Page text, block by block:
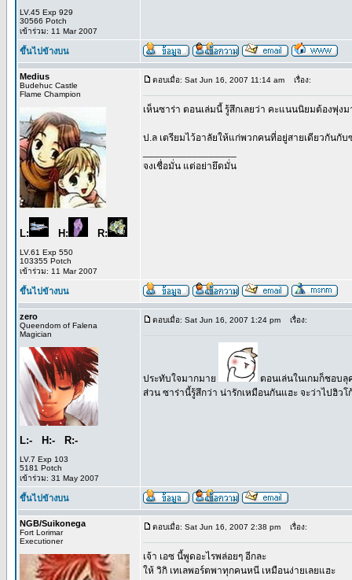
LV.45 Exp 929
30566 Potch
เข้าร่วม: 11 Mar 2007
ขึ้นไปข้างบน
Medius
Budehuc Castle
Flame Champion
L: H: R:
LV.61 Exp 550
103355 Potch
เข้าร่วม: 11 Mar 2007
ตอบเมื่อ: Sat Jun 16, 2007 11:14 am เรื่อง:
เห็นซาร่า ตอนเล่มนี้ รู้สึกเลยว่า คะแนนนิยมต้องพุ่ง
ป.ล เตรียมไว้อาลัยให้แก่พวกคนที่อยู่สายเดียวกันกั
จงเชื่อมั่น แต่อย่ายึดมั่น
ขึ้นไปข้างบน
zero
Queendom of Falena
Magician
L:- H:- R:-
LV.7 Exp 103
5181 Potch
เข้าร่วม: 31 May 2007
ตอบเมื่อ: Sat Jun 16, 2007 1:24 pm เรื่อง:
ประทับใจมากมาย
ตอนเล่นในเกมก็ชอบ
ส่วน ซาร่านี้รู้สึกว่า น่ารักเหมือนกันแฮะ จะว่าไปฮิว
ขึ้นไปข้างบน
NGB/Suikonega
Fort Lorimar
Executioner
ตอบเมื่อ: Sat Jun 16, 2007 2:38 pm เรื่อง:
เจ้า เอซ นี้พูดอะไรพล่อยๆ อีกละ
ให้ วิกิ เทเลพอร์ตพาทุกคนหนี เหมือนง่ายเลยแฮะ